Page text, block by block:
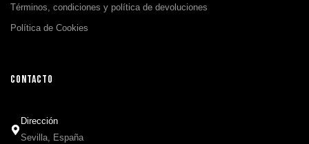
Términos, condiciones y política de devoluciones
Política de Cookies
CONTACTO
Dirección
Sevilla, España